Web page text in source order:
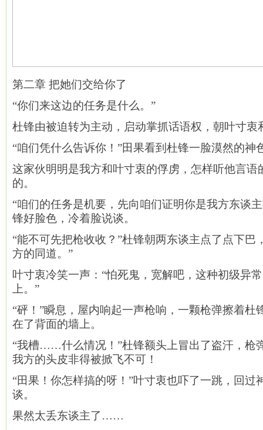
第二章 把她们交给你了
“你们来这边的任务是什么。”
杜锋由被迫转为主动，启动掌抓话语权，朝叶寸衷
“咱们凭什么告诉你！”田果看到杜锋一脸漠然的神
这家伙明明是我方和叶寸衷的俘虏，怎样听他言语
的。
“咱们的任务是机要，先向咱们证明你是我方东谈
锋好脸色，冷着脸说谈。
“能不可先把枪收收？”杜锋朝两东谈主点了点下巴
方的同道。”
叶寸衷冷笑一声：“怕死鬼，宽解吧，这种初级异
上。”
“砰！”瞬息，屋内响起一声枪响，一颗枪弹擦着杜
在了背面的墙上。
“我槽……什么情况！”杜锋额头上冒出了盗汗，枪
我方的头皮非得被掀飞不可！
“田果！你怎样搞的呀！”叶寸衷也吓了一跳，回过
谈。
果然太丢东谈主了……